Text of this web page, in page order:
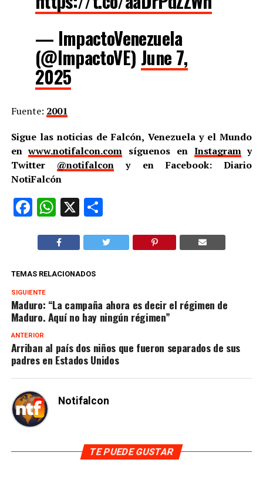
— ImpactoVenezuela
(@ImpactoVE) June 7,
2025
Fuente: 2001
Sigue las noticias de Falcón, Venezuela y el Mundo
enwww.notifalcon.com síguenos en Instagramy
Twitter @notifalcon y en Facebook: Diario
NotiFalcón
Facebook
WhatsApp
X Compartir
TEMAS RELACIONADOS
SIGUIENTE
Maduro: “La campaña ahora es decir el régimen de
Maduro. Aquí no hay ningún régimen”
ANTERIOR
Arriban al país dos niños que fueron separados de sus
padres en Estados Unidos
Notifalcon
TE PUEDE GUSTAR